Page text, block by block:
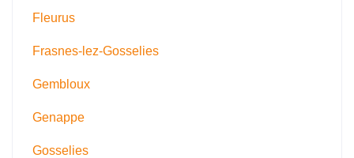
Fleurus
Frasnes-lez-Gosselies
Gembloux
Genappe
Gosselies